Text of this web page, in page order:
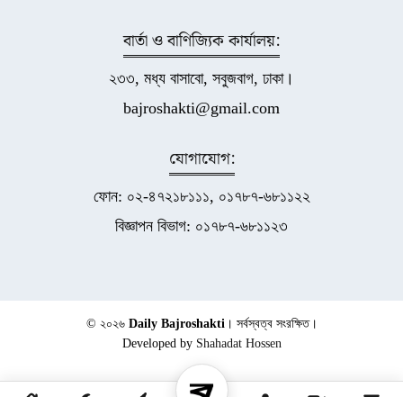
বার্তা ও বাণিজ্যিক কার্যালয়:
২৩৩, মধ্য বাসাবো, সবুজবাগ, ঢাকা।
bajroshakti@gmail.com
যোগাযোগ:
ফোন: ০২-৪৭২১৮১১১, ০১৭৮৭-৬৮১১২২
বিজ্ঞাপন বিভাগ: ০১৭৮৭-৬৮১১২৩
© ২০২৬ Daily Bajroshakti । সর্বস্বত্ব সংরক্ষিত।
Developed by Shahadat Hossen